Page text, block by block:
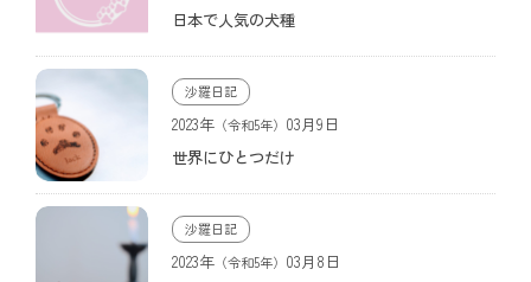
日本で人気の犬種
沙羅日記
2023年 （令和5年） 03月9日
世界にひとつだけ
沙羅日記
2023年 （令和5年） 03月8日